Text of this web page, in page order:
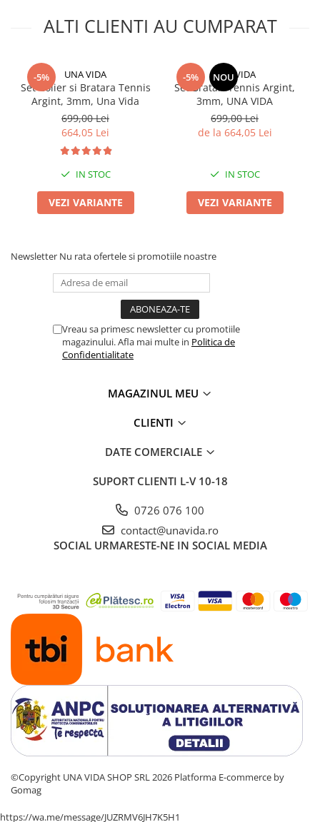
ALTI CLIENTI AU CUMPARAT
-5% UNA VIDA
Set Colier si Bratara Tennis
Argint, 3mm, Una Vida
699,00 Lei
664,05 Lei
IN STOC
VEZI VARIANTE
-5% NOU
UNA VIDA
Set Bratari Tennis Argint,
3mm, UNA VIDA
699,00 Lei
de la 664,05 Lei
IN STOC
VEZI VARIANTE
Newsletter Nu rata ofertele si promotiile noastre
Vreau sa primesc newsletter cu promotiile
magazinului. Afla mai multe in Politica de
Confidentialitate
MAGAZINUL MEU
CLIENTI
DATE COMERCIALE
SUPORT CLIENTI L-V 10-18
0726 076 100
contact@unavida.ro
SOCIAL URMARESTE-NE IN SOCIAL MEDIA
©Copyright UNA VIDA SHOP SRL 2026 Platforma E-commerce by
Gomag
https://wa.me/message/JUZRMV6JH7K5H1